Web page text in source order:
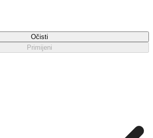
Očisti
Primijeni